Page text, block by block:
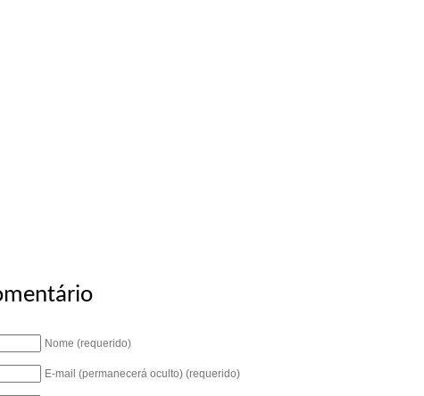
Nome (requerido)
E-mail (permanecerá oculto) (requerido)